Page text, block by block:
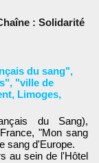
: Solidarité
du sang",
, "ville de
, Limoges,
du Sang),
"Mon sang
sang d'Europe.
au sein de l'Hôtel